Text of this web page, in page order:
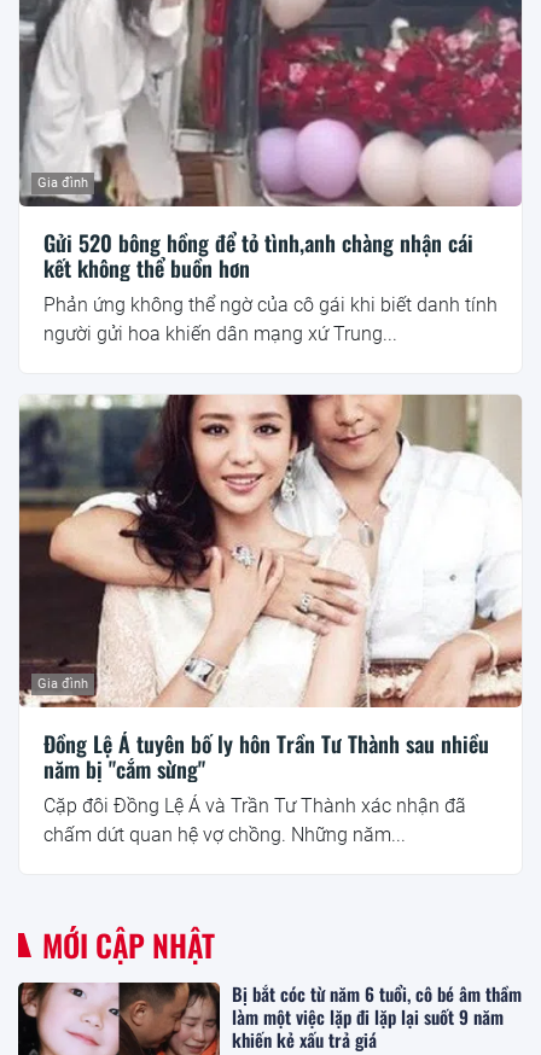
Gia đình
Gửi 520 bông hồng để tỏ tình,anh chàng nhận cái
kết không thể buồn hơn
Phản ứng không thể ngờ của cô gái khi biết danh tính
người gửi hoa khiến dân mạng xứ Trung...
Gia đình
Đồng Lệ Á tuyên bố ly hôn Trần Tư Thành sau nhiều
năm bị "cắm sừng"
Cặp đôi Đồng Lệ Á và Trần Tư Thành xác nhận đã
chấm dứt quan hệ vợ chồng. Những năm...
MỚI CẬP NHẬT
Bị bắt cóc từ năm 6 tuổi, cô bé âm thầm
làm một việc lặp đi lặp lại suốt 9 năm
khiến kẻ xấu trả giá